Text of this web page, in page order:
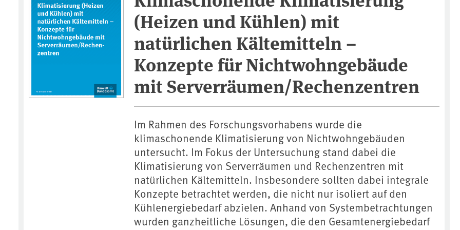
(Heizen und Kühlen) mit
natürlichen Kältemitteln –
Konzepte für Nichtwohngebäude
mit Serverräumen/Rechenzentren
Im Rahmen des Forschungsvorhabens wurde die
klimaschonende Klimatisierung von Nichtwohngebäuden
untersucht. Im Fokus der Untersuchung stand dabei die
Klimatisierung von Serverräumen und Rechenzentren mit
natürlichen Kältemitteln. Insbesondere sollten dabei integrale
Konzepte betrachtet werden, die nicht nur isoliert auf den
Kühlenergiebedarf abzielen. Anhand von Systembetrachtungen
wurden ganzheitliche Lösungen, die den Gesamtenergiebedarf